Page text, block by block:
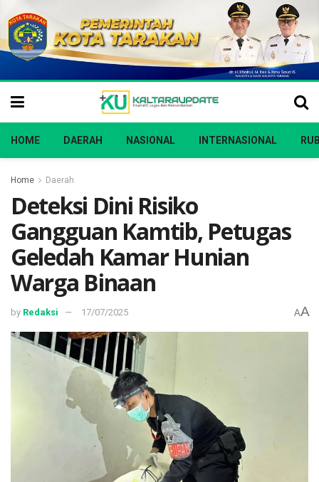
HOME DAERAH NASIONAL INTERNASIONAL
Home Daerah
Deteksi Dini Risiko
Gangguan Kamtib, Petugas
Geledah Kamar Hunian
Warga Binaan
by Redaksi 17/07/2025 AA